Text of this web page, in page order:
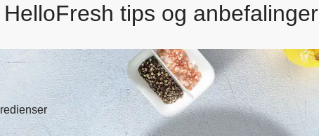
HelloFresh tips og anbefalinger